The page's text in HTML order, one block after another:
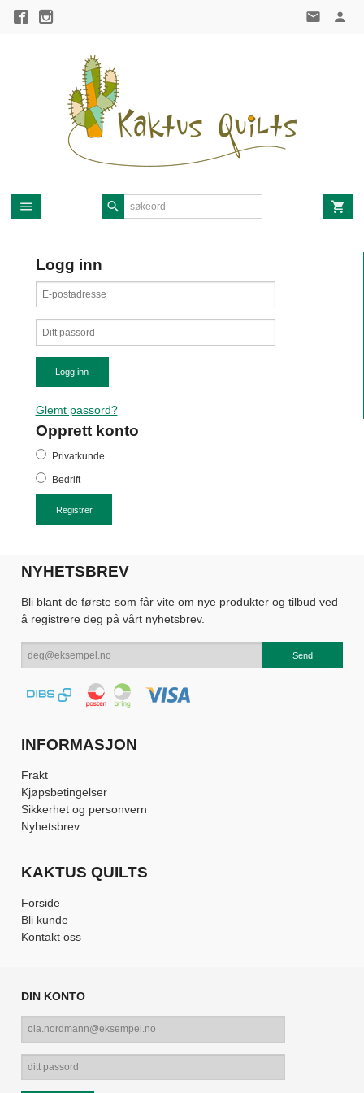
Gå
Logg inn
Glemt passord?
Opprett konto
Privatkunde
Bedrift
NYHETSBREV
Bli blant de første som får vite om nye produkter og tilbud ved
å registrere deg på vårt nyhetsbrev.
INFORMASJON
Frakt
Kjøpsbetingelser
Sikkerhet og personvern
Nyhetsbrev
KAKTUS QUILTS
Forside
Bli kunde
Kontakt oss
DIN KONTO